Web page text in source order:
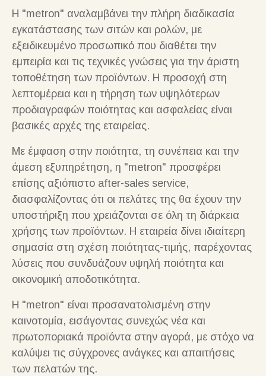
Η "metron" αναλαμβάνει την πλήρη διαδικασία
εγκατάστασης των σιτών και ρολών, με
εξειδικευμένο προσωπικό που διαθέτει την
εμπειρία και τις τεχνικές γνώσεις για την άριστη
τοποθέτηση των προϊόντων. Η προσοχή στη
λεπτομέρεια και η τήρηση των υψηλότερων
προδιαγραφών ποιότητας και ασφαλείας είναι
βασικές αρχές της εταιρείας.
Με έμφαση στην ποιότητα, τη συνέπεια και την
άμεση εξυπηρέτηση, η "metron" προσφέρει
επίσης αξιόπιστο after-sales service,
διασφαλίζοντας ότι οι πελάτες της θα έχουν την
υποστήριξη που χρειάζονται σε όλη τη διάρκεια
χρήσης των προϊόντων. Η εταιρεία δίνει ιδιαίτερη
σημασία στη σχέση ποιότητας-τιμής, παρέχοντας
λύσεις που συνδυάζουν υψηλή ποιότητα και
οικονομική αποδοτικότητα.
Η "metron" είναι προσανατολισμένη στην
καινοτομία, εισάγοντας συνεχώς νέα και
πρωτοποριακά προϊόντα στην αγορά, με στόχο να
καλύψει τις σύγχρονες ανάγκες και απαιτήσεις
των πελατών της.